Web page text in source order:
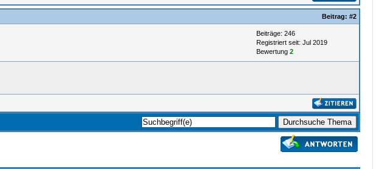
Beitrag: #2
Beiträge: 246
Registriert seit: Jul 2019
Bewertung 2